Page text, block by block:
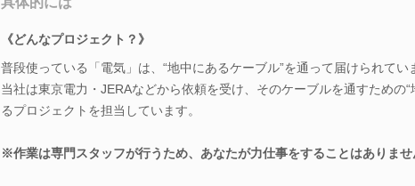
《どんなプロジェクト？》
普段使っている「電気」は、“地中にあるケーブル”を通って届けられてい
当社は東京電力・JERAなどから依頼を受け、そのケーブルを通すための“
るプロジェクトを担当しています。
※作業は専門スタッフが行うため、あなたが力仕事をすることはありませ